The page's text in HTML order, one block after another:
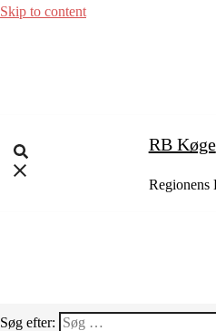
Skip to content
RB Køge
Regionens
Søg efter: